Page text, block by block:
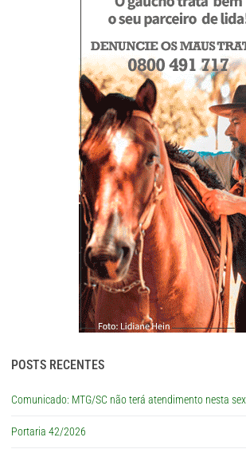
POSTS RECENTES
Comunicado: MTG/SC não terá atendimento nesta
Portaria 42/2026